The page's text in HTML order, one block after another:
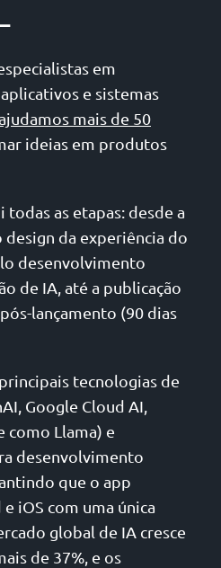
em
e sistemas
mais de 50
ideias em produtos
todas as etapas: desde a
design da experiência do
desenvolvimento
de IA, até a publicação
lançamento (90 dias
tecnologias de
Google Cloud AI,
como Llama) e
desenvolvimento
que o app
iOS com uma única
global de IA cresce
de 37%, e os